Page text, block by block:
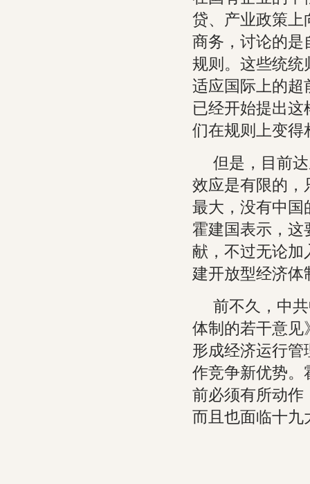
贷、产业政策上
商务，讨论的是
规则。这些统统
适应国际上的超
已经开始提出这
们在规则上变得
但是，目前
效应是有限的，
最大，没有中国
霍建国表示，这
献，不过无论加
建开放型经济体
前不久，中
体制的若干意见
形成经济运行管
作竞争新优势。
前必须有所动作
而且也面临十九